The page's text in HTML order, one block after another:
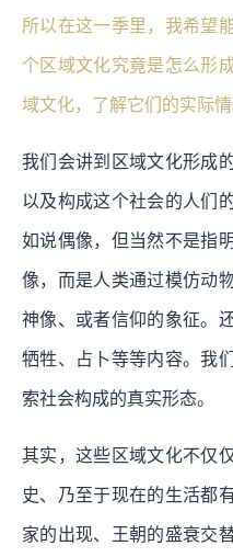
所以在这一季里，我希望
个区域文化究竟是怎么形
域文化，了解它们的实际情
我们会讲到区域文化形成
以及构成这个社会的人们
如说偶像，但当然不是指
像，而是人类通过模仿动
神像、或者信仰的象征。
牺牲、占卜等等内容。我
索社会构成的真实形态。
其实，这些区域文化不仅
史、乃至于现在的生活都
家的出现、王朝的盛衰交